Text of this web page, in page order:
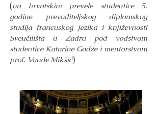
(na hrvatskim prevele studentice 5.
godine prevoditeljskog diplomskog
studija francuskog jezika i književnosti
Sveučilišta u Zadru pod vodstvom
studentice Katarine Gadže i mentorstvom
prof. Vande Mikšić)